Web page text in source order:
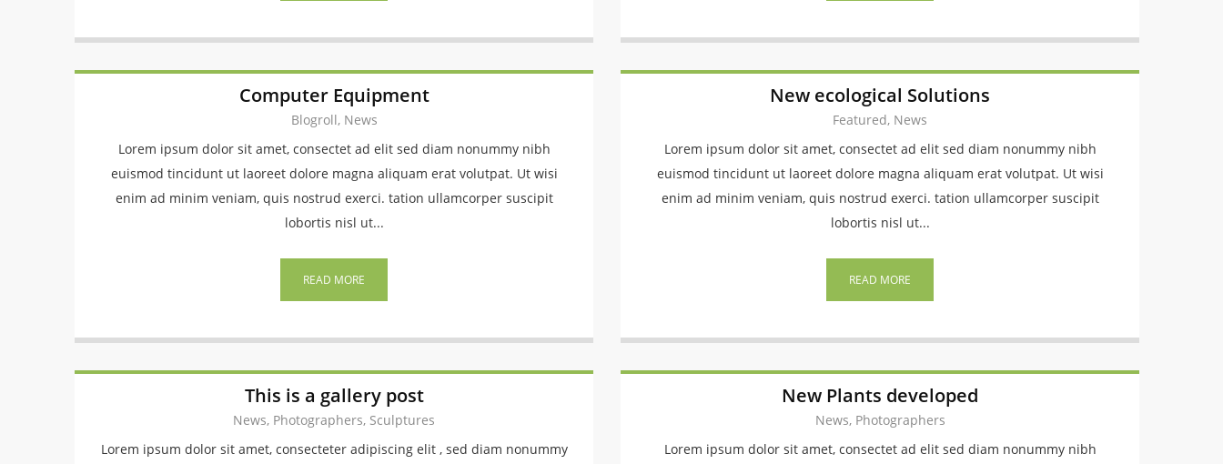
Computer Equipment
Blogroll, News
Lorem ipsum dolor sit amet, consectet ad elit sed diam nonummy nibh
euismod tincidunt ut laoreet dolore magna aliquam erat volutpat. Ut wisi
enim ad minim veniam, quis nostrud exerci. tation ullamcorper suscipit
lobortis nisl ut...
READ MORE
New ecological Solutions
Featured, News
Lorem ipsum dolor sit amet, consectet ad elit sed diam nonummy nibh
euismod tincidunt ut laoreet dolore magna aliquam erat volutpat. Ut wisi
enim ad minim veniam, quis nostrud exerci. tation ullamcorper suscipit
lobortis nisl ut...
READ MORE
This is a gallery post
News, Photographers, Sculptures
Lorem ipsum dolor sit amet, consecteter adipiscing elit , sed diam nonummy
New Plants developed
News, Photographers
Lorem ipsum dolor sit amet, consectet ad elit sed diam nonummy nibh